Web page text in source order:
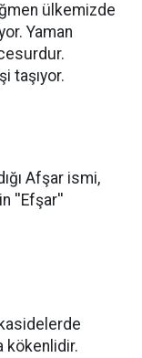
ülkemizde
Yaman
taşıyor.
Afşar ismi,
''Efşar''
kökenlidir.